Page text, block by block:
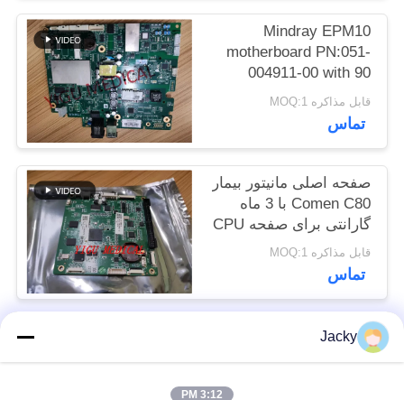
نقشه
سایت
PRIVACY
POLICY
Mindray EPM10
motherboard PN:051-
004911-00 with 90
Days warranty
قابل مذاکره MOQ:1
تماس
صفحه اصلی مانیتور بیمار
Comen C80 با 3 ماه
گارانتی برای صفحه CPU
قابل مذاکره MOQ:1
تماس
دسته بندی های محبوب
Jacky
3:12 PM